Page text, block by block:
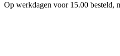
Op werkdagen voor 15.00 besteld,